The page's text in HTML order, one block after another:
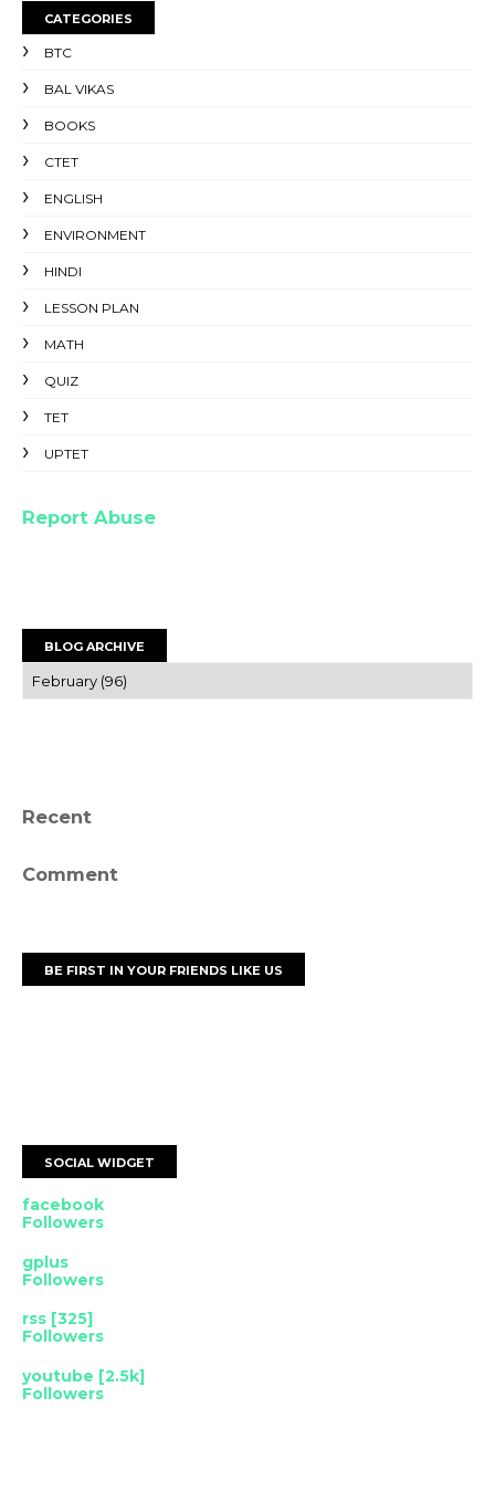
CATEGORIES
BTC
BAL VIKAS
BOOKS
CTET
ENGLISH
ENVIRONMENT
HINDI
LESSON PLAN
MATH
QUIZ
TET
UPTET
Report Abuse
BLOG ARCHIVE
Recent
Comment
BE FIRST IN YOUR FRIENDS LIKE US
SOCIAL WIDGET
facebook
Followers
gplus
Followers
rss [325]
Followers
youtube [2.5k]
Followers